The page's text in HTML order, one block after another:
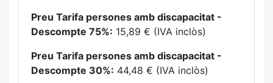
Preu Tarifa persones amb discapacitat -
Descompte 75%: 15,89 € (IVA inclòs)
Preu Tarifa persones amb discapacitat -
Descompte 30%: 44,48 € (IVA inclòs)